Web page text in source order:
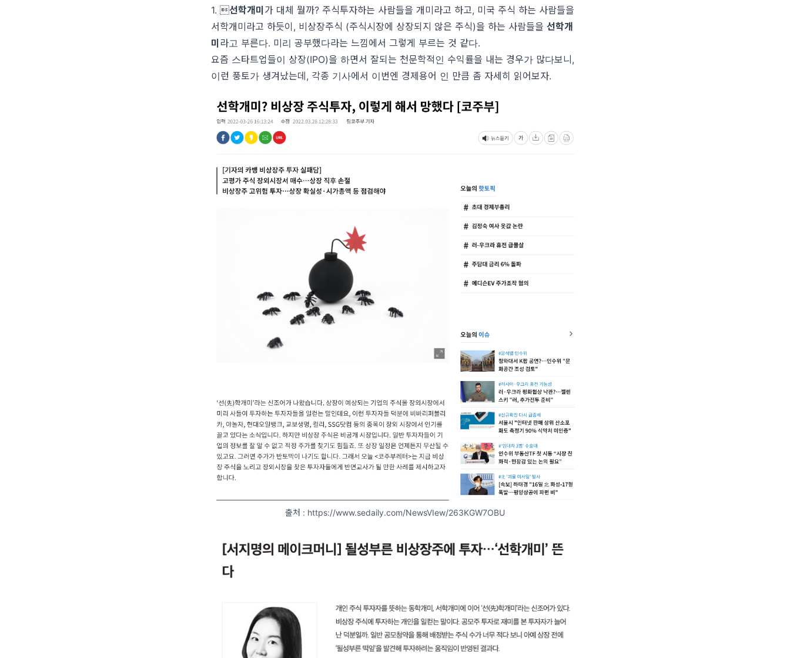
1. 선학개미가 대체 뭘까? 주식투자하는 사람들을 개미라고 하고, 미국 주식 하는 사람들을
서학개미라고 하듯이, 비상장주식 (주식시장에 상장되지 않은 주식)을 하는 사람들을선학개
미라고 부른다. 미리 공부했다라는 느낌에서 그렇게 부르는 것 같다.
요즘 스타트업들이 상장(IPO)을 하면서 잘되는 천문학적인 수익률을 내는 경우가 많다보니,
이런 풍토가 생겨났는데, 각종 기사에서 이번엔 경제용어 인 만큼 좀 자세히 읽어보자.
출처 : https://www.sedaily.com/NewsVIew/263KGW7OBU